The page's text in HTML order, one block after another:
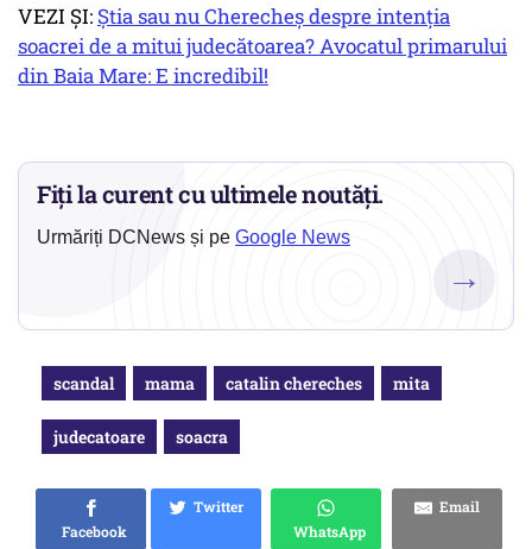
VEZI ȘI: Știa sau nu Cherecheș despre intenția
soacrei de a mitui judecătoarea? Avocatul primarului
din Baia Mare: E incredibil!
Fiți la curent cu ultimele noutăți.
Urmăriți DCNews și pe Google News
→
scandal mama catalin chereches mita
judecatoare soacra
Facebook
Twitter
WhatsApp
Email